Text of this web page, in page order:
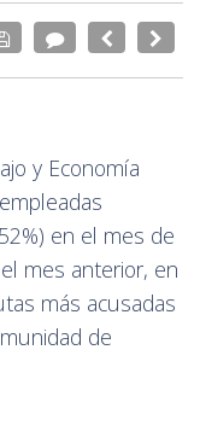
y Economía
en el mes de
mes anterior, en
más acusadas
de